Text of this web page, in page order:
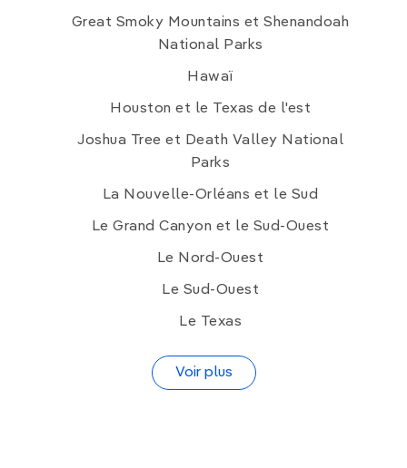
Great Smoky Mountains et Shenandoah
National Parks
Hawaï
Houston et le Texas de l'est
Joshua Tree et Death Valley National
Parks
La Nouvelle-Orléans et le Sud
Le Grand Canyon et le Sud-Ouest
Le Nord-Ouest
Le Sud-Ouest
Le Texas
Voir plus